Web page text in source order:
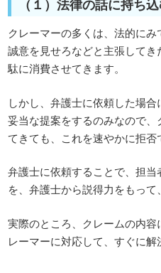
（１）法律の話に持ち
クレーマーの多くは、法的にみ
誠意を見せろなどと主張して
駄に消費させてきます。
しかし、弁護士に依頼した場
妥当な提案をするのみなので
てきても、これを速やかに拒否
弁護士に依頼することで、担
を、弁護士から説得力をもって
実際のところ、クレームの内
レーマーに対応して、すぐに解